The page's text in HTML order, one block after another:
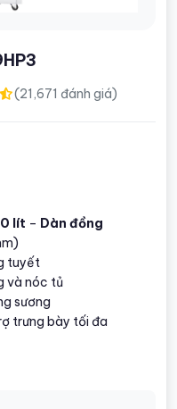
(21,671 đánh giá)
lít – Dàn đồng
tuyết
và nóc tủ
sương
trưng bày tối đa